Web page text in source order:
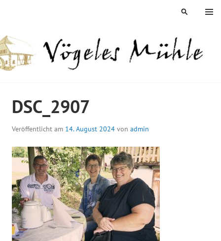
MENÜ
SUCHEN
DSC_2907
Veröffentlicht am 14. August 2024 von admin